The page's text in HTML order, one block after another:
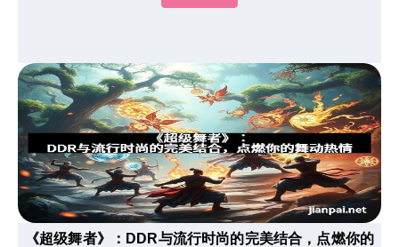
《超级舞者》：DDR与流行时尚的完美结合，点燃你的